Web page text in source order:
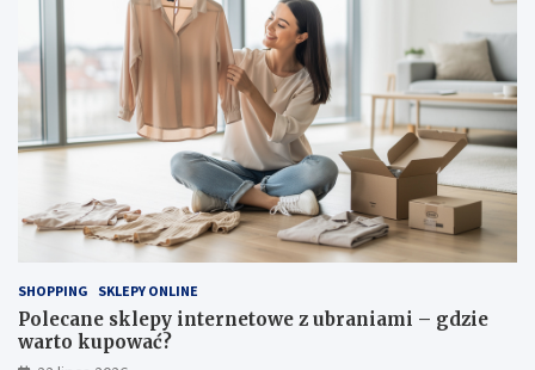
SHOPPING SKLEPY ONLINE
Polecane sklepy internetowe z ubraniami – gdzie
warto kupować?